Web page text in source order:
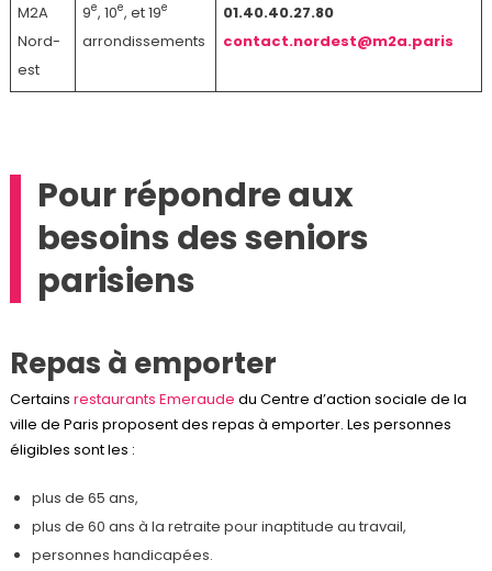
M2A
Nord-
est
9e, 10e, et 19e
arrondissements
01.40.40.27.80
contact.nordest@m2a.paris
Pour répondre aux
besoins des seniors
parisiens
Repas à emporter
Certains restaurants Emeraude du Centre d’action sociale de la
ville de Paris proposent des repas à emporter. Les personnes
éligibles sont les :
plus de 65 ans,
plus de 60 ans à la retraite pour inaptitude au travail,
personnes handicapées.